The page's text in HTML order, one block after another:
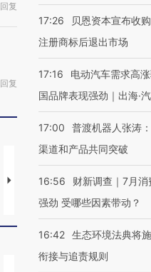
回复
回复
视线｜HYROX的吸金
心“花钱找虐”？
马航飞
毒品
17:26
贝恩资本宣布收
注册商标后退出市场
17:16
电动汽车需求高
国品牌表现强劲｜出海·
17:00
普渡机器人张涛
渠道和产品共同突破
16:56
财新调查｜7月
强劲 受哪些因素带动？
16:42 生态环境法典将
衔接与追责规则